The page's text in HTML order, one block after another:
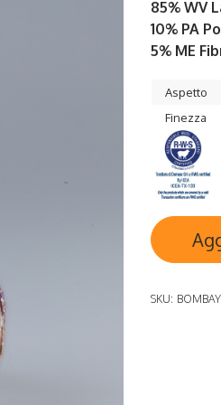
85% WV
10% PA
5% ME
Aspetto
Finezza
SKU: BOMBAY